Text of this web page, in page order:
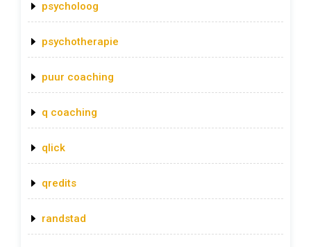
psycholoog
psychotherapie
puur coaching
q coaching
qlick
qredits
randstad